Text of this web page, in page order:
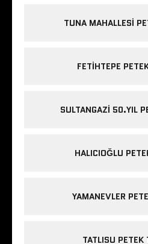
TUNA MAHALLESI
FETIHTEPE
SULTANGAZI 50.YIL
HALICIOĞLU
YAMANEVLER
TATLISU PETEK